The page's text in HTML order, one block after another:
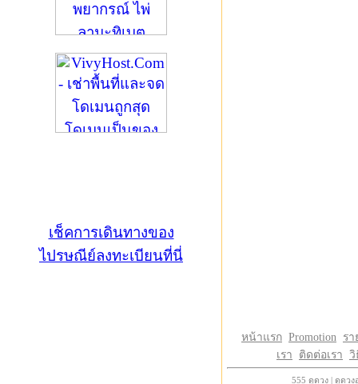
เช็คการเดินทางของ
ไปรษณีย์ลงทะเบียนที่นี่
หน้าแรก Promotion ร
เรา
ติดต่อเรา วิ
555 ดูดวง ดูดวง